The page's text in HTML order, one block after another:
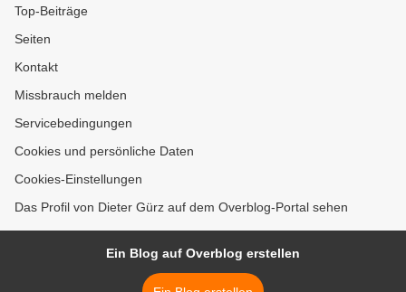
Top-Beiträge
Seiten
Kontakt
Missbrauch melden
Servicebedingungen
Cookies und persönliche Daten
Cookies-Einstellungen
Das Profil von Dieter Gürz auf dem Overblog-Portal sehen
Ein Blog auf Overblog erstellen